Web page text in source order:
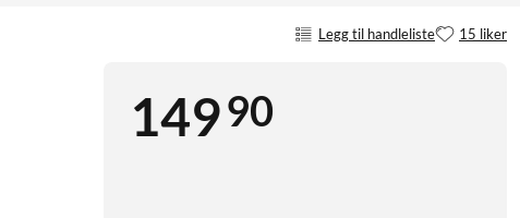
Legg til handleliste 15 liker
14990